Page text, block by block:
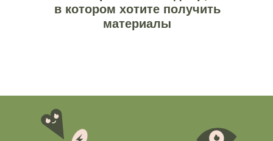
в котором хотите получить
материалы